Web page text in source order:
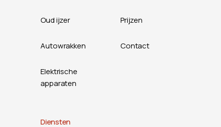
Oud ijzer
Autowrakken
Elektrische
apparaten
Prijzen
Contact
Diensten